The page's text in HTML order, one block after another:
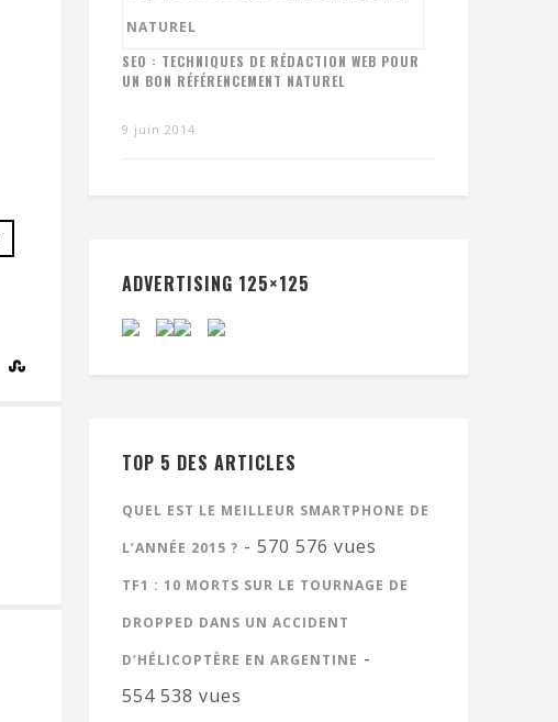
SEO : TECHNIQUES DE RÉDACTION WEB POUR
UN BON RÉFÉRENCEMENT NATUREL
9 juin 2014
ADVERTISING 125×125
TOP 5 DES ARTICLES
QUEL EST LE MEILLEUR SMARTPHONE DE
L’ANNÉE 2015 ? - 570 576 vues
TF1 : 10 MORTS SUR LE TOURNAGE DE
DROPPED DANS UN ACCIDENT
D’HÉLICOPTÈRE EN ARGENTINE -
554 538 vues